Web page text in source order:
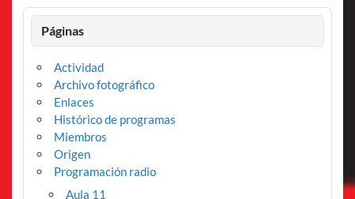
Páginas
Actividad
Archivo fotográfico
Enlaces
Histórico de programas
Miembros
Origen
Programación radio
Aula 11